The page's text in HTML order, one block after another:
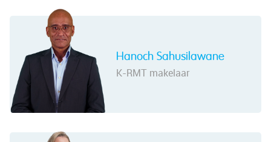
Hanoch Sahusilawane
K-RMT makelaar